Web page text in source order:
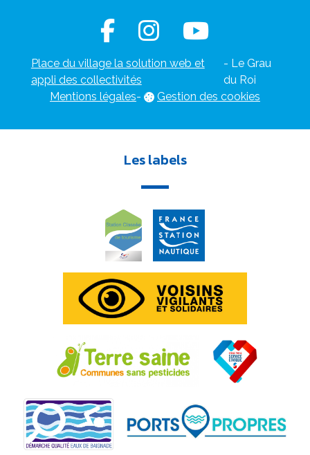
Place du village la solution web et
appli des collectivités
- Le Grau
du Roi
Mentions légales- Gestion des cookies
Les labels